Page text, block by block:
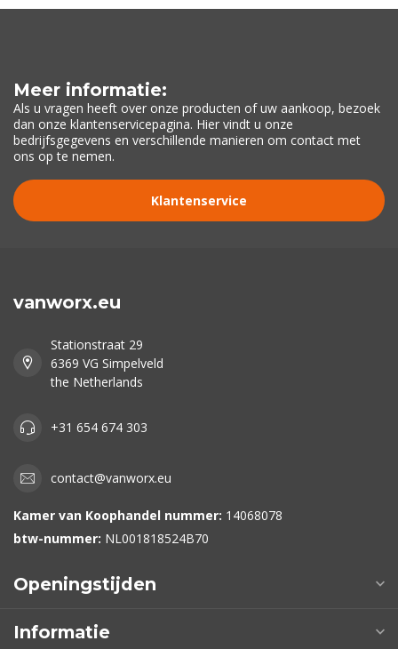
Meer informatie:
Als u vragen heeft over onze producten of uw aankoop, bezoek
dan onze klantenservicepagina. Hier vindt u onze
bedrijfsgegevens en verschillende manieren om contact met
ons op te nemen.
Klantenservice
vanworx.eu
Stationstraat 29
6369 VG Simpelveld
the Netherlands
+31 654 674 303
contact@vanworx.eu
Kamer van Koophandel nummer: 14068078
btw-nummer: NL001818524B70
Openingstijden
Informatie